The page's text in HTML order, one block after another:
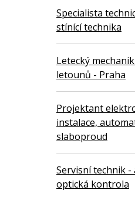
Specialista
stínící technika
Letecký
letounů - Praha
Projektant
instalace,
slaboproud
Servisní technik
optická kontrola